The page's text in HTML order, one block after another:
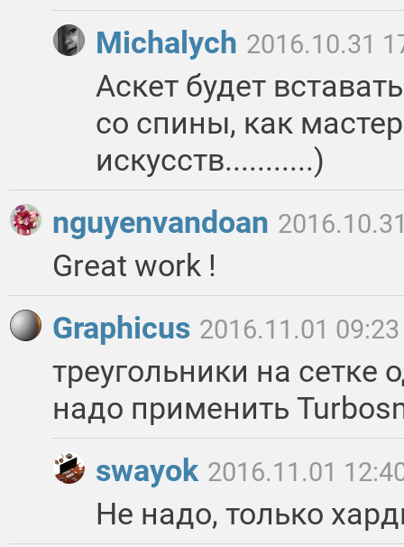
Michalych 2016.10.31
Аскет будет
со спины, как
искусств...........)
nguyenvandoan
Great work !
Graphicus 2016.11.01 09:23
треугольники на сетке
надо применить
swayok 2016.11.01
Не надо, только